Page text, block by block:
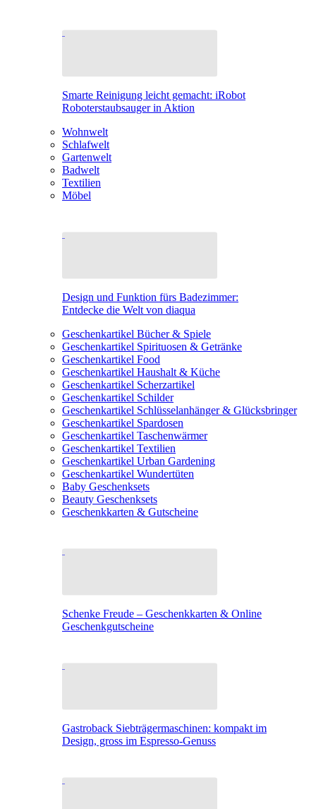
Smarte Reinigung leicht gemacht: iRobot
Roboterstaubsauger in Aktion
Wohnwelt
Schlafwelt
Gartenwelt
Badwelt
Textilien
Möbel
Design und Funktion fürs Badezimmer:
Entdecke die Welt von diaqua
Geschenkartikel Bücher & Spiele
Geschenkartikel Spirituosen & Getränke
Geschenkartikel Food
Geschenkartikel Haushalt & Küche
Geschenkartikel Scherzartikel
Geschenkartikel Schilder
Geschenkartikel Schlüsselanhänger & Glücksbringer
Geschenkartikel Spardosen
Geschenkartikel Taschenwärmer
Geschenkartikel Textilien
Geschenkartikel Urban Gardening
Geschenkartikel Wundertüten
Baby Geschenksets
Beauty Geschenksets
Geschenkkarten & Gutscheine
Schenke Freude – Geschenkkarten & Online
Geschenkgutscheine
Gastroback Siebträgermaschinen: kompakt im
Design, gross im Espresso-Genuss